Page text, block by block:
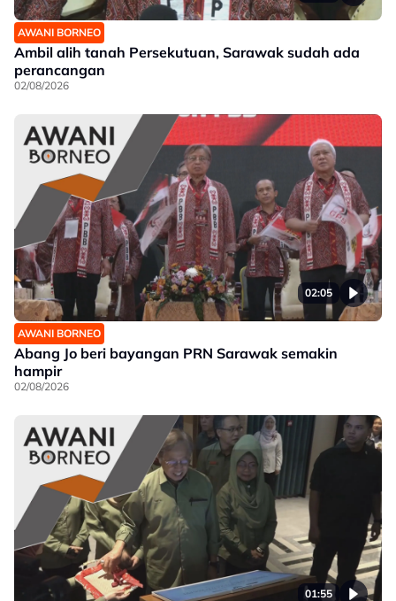
AWANI BORNEO
Ambil alih tanah Persekutuan, Sarawak sudah ada
perancangan
02/08/2026
02:05
AWANI BORNEO
Abang Jo beri bayangan PRN Sarawak semakin
hampir
02/08/2026
01:55